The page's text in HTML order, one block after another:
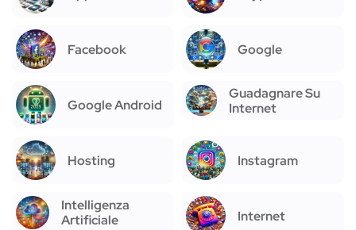
Facebook Google
Google Android
Guadagnare Su
Internet
Hosting Instagram
Intelligenza
Artificiale
Internet